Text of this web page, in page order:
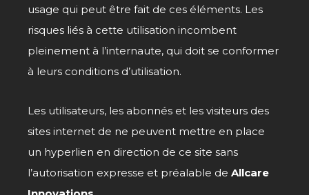
usage qui peut être fait de ces éléments. Les
risques liés à cette utilisation incombent
pleinement à l’internaute, qui doit se conformer
à leurs conditions d’utilisation.
Les utilisateurs, les abonnés et les visiteurs des
sites internet de ne peuvent mettre en place
un hyperlien en direction de ce site sans
l’autorisation expresse et préalable deAllcare